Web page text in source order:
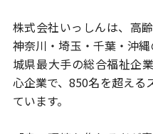
株式会社いっしんは、高
神奈川・埼玉・ 千葉・沖
城県最大手の総合福祉企
心企業で、850名を超える
ています。